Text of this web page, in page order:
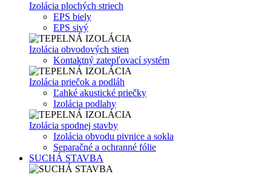
Izolácia plochých striech
EPS biely
EPS sivý
Izolácia obvodových stien
Kontaktný zatepľovací systém
Izolácia priečok a podláh
Ľahké akustické priečky
Izolácia podlahy
Izolácia spodnej stavby
Izolácia obvodu pivnice a sokla
Separačné a ochranné fólie
SUCHÁ STAVBA